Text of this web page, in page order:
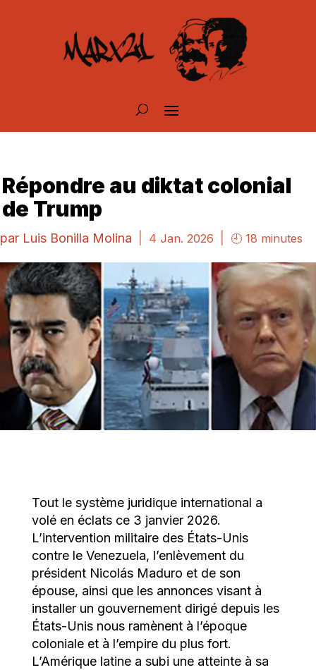
Répondre au diktat colonial
de Trump
par Luis Bonilla Molina 4 Jan. 2026 🕘 18 minutes
Tout le système juridique international a
volé en éclats ce 3 janvier 2026.
L’intervention militaire des États-Unis
contre le Venezuela, l’enlèvement du
président Nicolás Maduro et de son
épouse, ainsi que les annonces visant à
installer un gouvernement dirigé depuis les
États-Unis nous ramènent à l’époque
coloniale et à l’empire du plus fort.
L’Amérique latine a subi une atteinte à sa